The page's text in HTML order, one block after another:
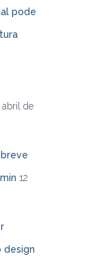
pode
abril de
12
design